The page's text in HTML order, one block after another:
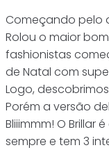
Começando pelo
Rolou o maior
fashionistas
de Natal com
Logo,
Porém a versão
Bliiimmm! O Brillar
sempre e tem 3